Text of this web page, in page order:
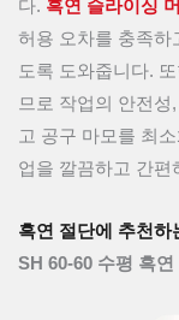
다. 흑연 슬라이싱
허용 오차를 충족하
도록 도와줍니다.
므로 작업의 안전성
고 공구 마모를 최
업을 깔끔하고 간편
흑연 절단에 추천하
SH 60-60 수평 흑연